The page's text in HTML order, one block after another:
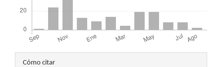
Detalles
Cómo citar